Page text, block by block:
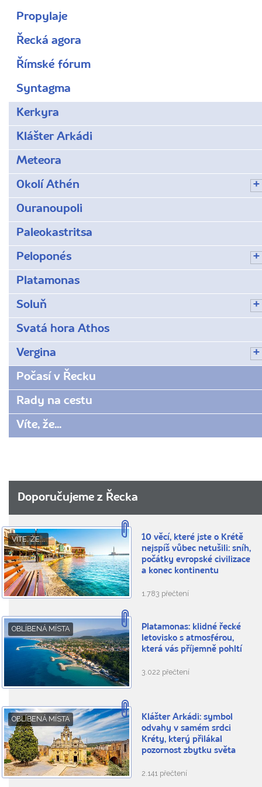
Propylaje
Řecká agora
Římské fórum
Syntagma
Kerkyra
Klášter Arkádi
Meteora
Okolí Athén
Ouranoupoli
Paleokastritsa
Peloponés
Platamonas
Soluň
Svatá hora Athos
Vergina
Počasí v Řecku
Rady na cestu
Víte, že...
Doporučujeme z Řecka
VÍTE, ŽE...
10 věcí, které jste o Krétě
nejspíš vůbec netušili: sníh,
počátky evropské civilizace
a konec kontinentu
1.783 přečtení
OBLÍBENÁ MÍSTA
Platamonas: klidné řecké
letovisko s atmosférou,
která vás příjemně pohltí
3.022 přečtení
OBLÍBENÁ MÍSTA
Klášter Arkádi: symbol
odvahy v samém srdci
Kréty, který přilákal
pozornost zbytku světa
2.141 přečtení